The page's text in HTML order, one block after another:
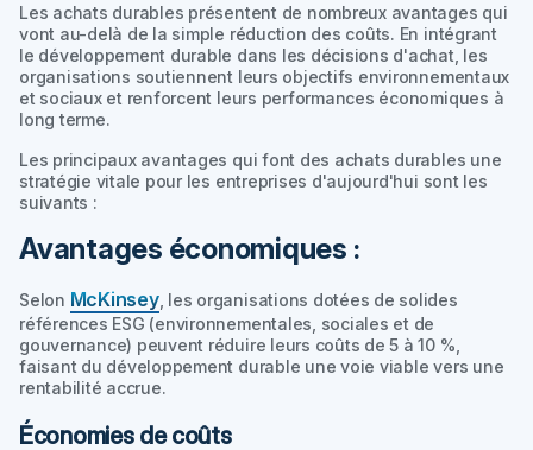
Les achats durables présentent de nombreux avantages qui
vont au-delà de la simple réduction des coûts. En intégrant
le développement durable dans les décisions d'achat, les
organisations soutiennent leurs objectifs environnementaux
et sociaux et renforcent leurs performances économiques à
long terme.
Les principaux avantages qui font des achats durables une
stratégie vitale pour les entreprises d'aujourd'hui sont les
suivants :
Avantages économiques :
Selon McKinsey, les organisations dotées de solides
références ESG (environnementales, sociales et de
gouvernance) peuvent réduire leurs coûts de 5 à 10 %,
faisant du développement durable une voie viable vers une
rentabilité accrue.
Économies de coûts